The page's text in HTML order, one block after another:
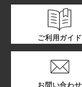
ご利用ガイド
お問い合わせ